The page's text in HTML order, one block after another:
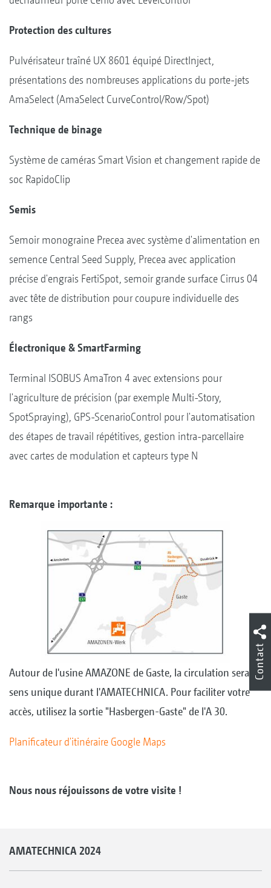
Protection des cultures
Pulvérisateur traîné UX 8601 équipé DirectInject,
présentations des nombreuses applications du porte-jets
AmaSelect (AmaSelect CurveControl/Row/Spot)
Technique de binage
Système de caméras Smart Vision et changement rapide de
soc RapidoClip
Semis
Semoir monograine Precea avec système d'alimentation en
semence Central Seed Supply, Precea avec application
précise d'engrais FertiSpot, semoir grande surface Cirrus 04
avec tête de distribution pour coupure individuelle des
rangs
Électronique & SmartFarming
Terminal ISOBUS AmaTron 4 avec extensions pour
l'agriculture de précision (par exemple Multi-Story,
SpotSpraying), GPS-ScenarioControl pour l'automatisation
des étapes de travail répétitives, gestion intra-parcellaire
avec cartes de modulation et capteurs type N
Remarque importante :
Autour de l'usine AMAZONE de Gaste, la circulation sera à
sens unique durant l'AMATECHNICA. Pour faciliter votre
accès, utilisez la sortie "Hasbergen-Gaste" de l'A 30.
Planificateur d'itinéraire Google Maps
Nous nous réjouissons de votre visite !
AMATECHNICA 2024
Contact